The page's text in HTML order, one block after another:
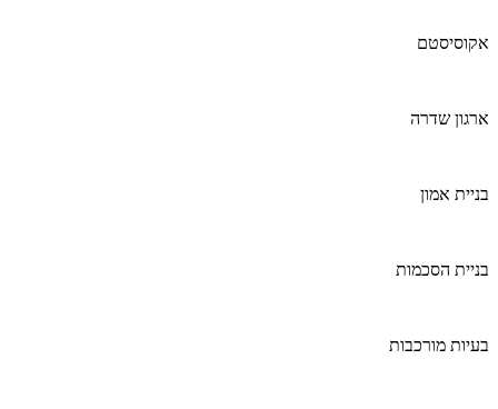
אקוסיסטם
ארגון שדרה
בניית אמון
בניית הסכמות
בעיות מורכבות